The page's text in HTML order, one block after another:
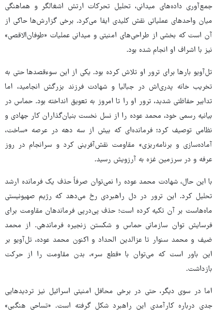
جمع‌آوری داده‌های میدانی، تحلیل تحرکات ارتش اشغالگر و هماهنگی
میان واحدهای عملیاتی نقش کلیدی ایفا می‌کرد. برخی گزارش‌ها حاکی از
آن است که بخشی از طراحی‌های امنیتی و میدانی عملیات «طوفان‌الاقصی»
نیز با اشراف او انجام شده بود.
تل‌آویو بارها برای ترور او تلاش کرده بود. یکی از این سوءقصدها حتی به
تخریب خانه پدری‌اش در جبالیا و شهادت فرزند بزرگش انجامید، اما
تدابیر حفاظتی شدید، ترور او را تا امروز به تعویق انداخته بود. حماس در
بیانیه رسمی خود، محمد عوده را از نسل نخست بنیان‌گذاران کار جهادی و
نظامی توصیف کرد؛ فرمانده‌ای که بیش از سه دهه در عرصه «ساخت،
آماده‌سازی و برنامه‌ریزی» مقاومت نقش‌آفرینی کرد و سرانجام در روز
عرفه و در سرزمین غزه به آرزویش رسید.
با این حال، شهادت محمد عوده را نمی‌توان صرفاً حذف یک فرمانده ارشد
تحلیل کرد. این ترور در دل راهبردی رخ می‌دهد که رژیم صهیونیستی
ماه‌هاست بر آن تکیه کرده است؛ حذف پی‌درپی فرماندهان مقاومت برای
فرسایش توان سازمانی حماس و شکستن زنجیره فرماندهی. از محمد
ضیف و محمد سنوار تا عزالدین الحداد و اکنون محمد عوده، تل‌آویو بر
این باور است که می‌توان با «قطع سر»، بدن مقاومت را از حرکت
بازداشت.
اما در سوی دیگر، حتی در برخی محافل امنیتی اسرائیل نیز تردیدهایی
جدی درباره کارآمدی این راهبرد شکل گرفته است. «تساحی هنگبی»